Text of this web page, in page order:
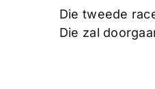
Die tweede
Die zal